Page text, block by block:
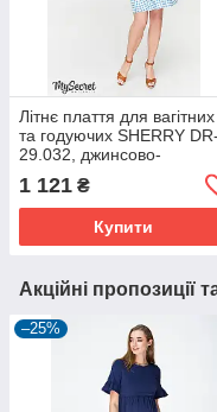
Літнє плаття для вагітних
та годуючих SHERRY DR-
29.032, джинсово-
1 121 ₴
Купити
Акційні пропозиції
–25%